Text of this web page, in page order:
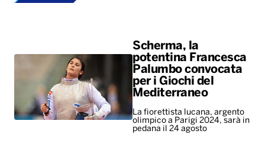
Scherma, la
potentina Francesca
Palumbo convocata
per i Giochi del
Mediterraneo
La fiorettista lucana, argento
olimpico a Parigi 2024, sarà in
pedana il 24 agosto